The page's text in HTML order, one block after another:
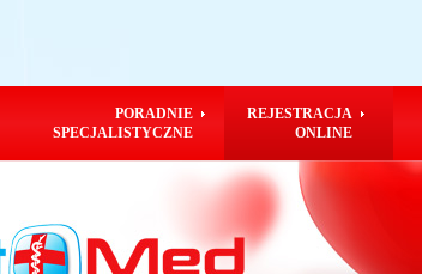
PORADNIE
SPECJALISTYCZNE
REJESTRACJA
ONLINE